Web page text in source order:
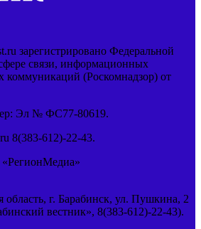
зарегистрировано Федеральной
связи, информационных
коммуникаций (Роскомнадзор) от
Эл № ФС77-80619.
8(383-612)-22-43.
область, г. Барабинск, ул. Пушкина, 2
вестник», 8(383-612)-22-43).